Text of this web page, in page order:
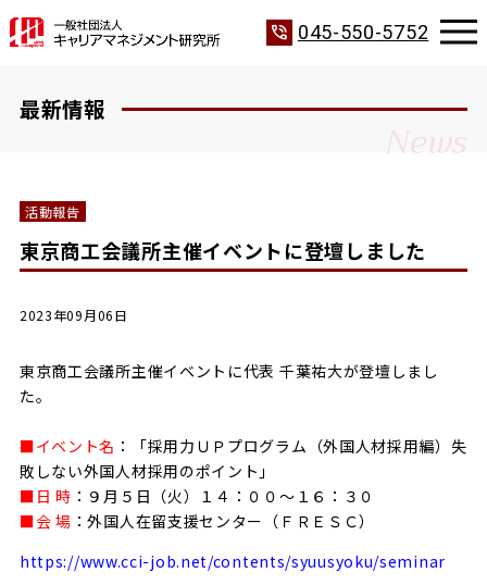
phone_in_talk 045-550-5752
最新情報
News
活動報告
東京商工会議所主催イベントに登壇しました
2023年09月06日
東京商工会議所主催イベントに代表 千葉祐大が登壇しまし
た。
■イベント名 ：「採用力ＵＰプログラム（外国人材採用編）失
敗しない外国人材採用のポイント」
■日 時 ：９月５日（火）１４：００～１６：３０
■会 場 ：外国人在留支援センター（ＦＲＥＳＣ）
https://www.cci-job.net/contents/syuusyoku/seminar